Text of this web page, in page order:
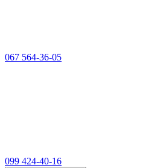
067 564-36-05
099 424-40-16